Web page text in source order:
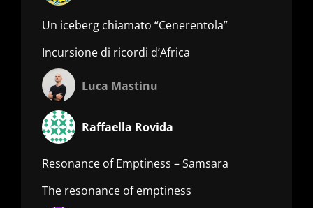
Un iceberg chiamato “Cenerentola”
Incursione di ricordi d’Africa
Luca Mastinu
Raffaella Rovida
Resonance of Emptiness – Samsara
The resonance of emptiness